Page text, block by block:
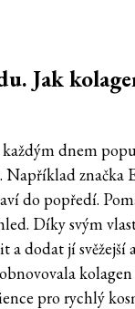
Jak
dnem
Například značka
do popředí.
Díky svým
dodat jí svěžejší
pro rychlý